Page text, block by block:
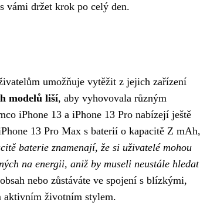
vámi držet krok po celý den.
umožňuje vytěžit z jejich zařízení
modelů liší, aby vyhovovala různým
iPhone 13 a iPhone 13 Pro nabízejí ještě
13 Pro Max s baterií o kapacitě Z mAh,
baterie znamenají, že si uživatelé mohou
na energii, aniž by museli neustále hledat
nebo zůstáváte ve spojení s blízkými,
aktivním životním stylem.